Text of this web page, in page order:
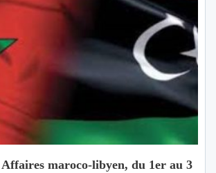
maroco-libyen, du 1er au 3